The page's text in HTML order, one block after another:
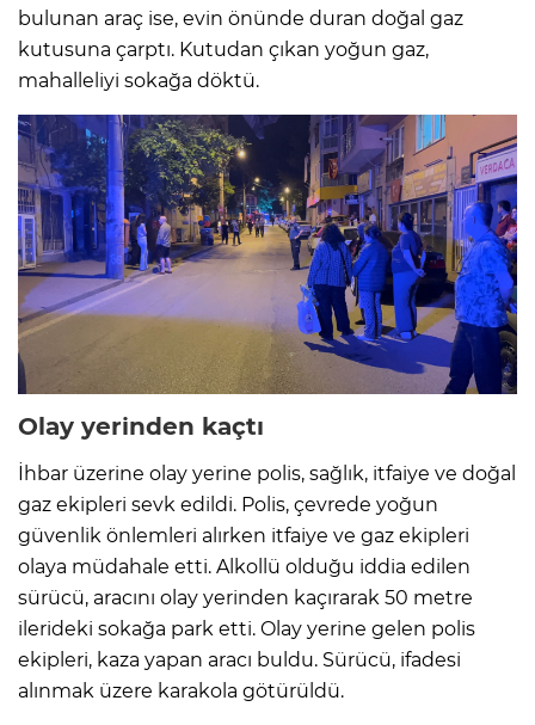
bulunan araç ise, evin önünde duran doğal gaz
kutusuna çarptı. Kutudan çıkan yoğun gaz,
mahalleliyi sokağa döktü.
Olay yerinden kaçtı
İhbar üzerine olay yerine polis, sağlık, itfaiye ve doğal
gaz ekipleri sevk edildi. Polis, çevrede yoğun
güvenlik önlemleri alırken itfaiye ve gaz ekipleri
olaya müdahale etti. Alkollü olduğu iddia edilen
sürücü, aracını olay yerinden kaçırarak 50 metre
ilerideki sokağa park etti. Olay yerine gelen polis
ekipleri, kaza yapan aracı buldu. Sürücü, ifadesi
alınmak üzere karakola götürüldü.